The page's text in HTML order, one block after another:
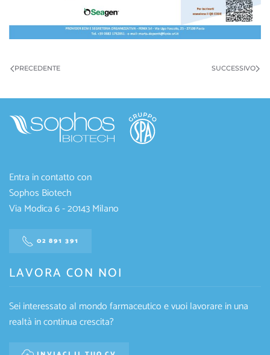
PRECEDENTE SUCCESSIVO
Entra in contatto con
Sophos Biotech
Via Modica 6 - 20143 Milano
02 891 391
LAVORA CON NOI
Sei interessato al mondo farmaceutico e vuoi lavorare in una
realtà in continua crescita?